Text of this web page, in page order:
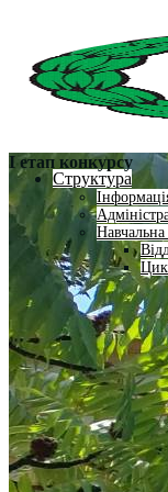
Структура
Навчальна
І етап конкурсу